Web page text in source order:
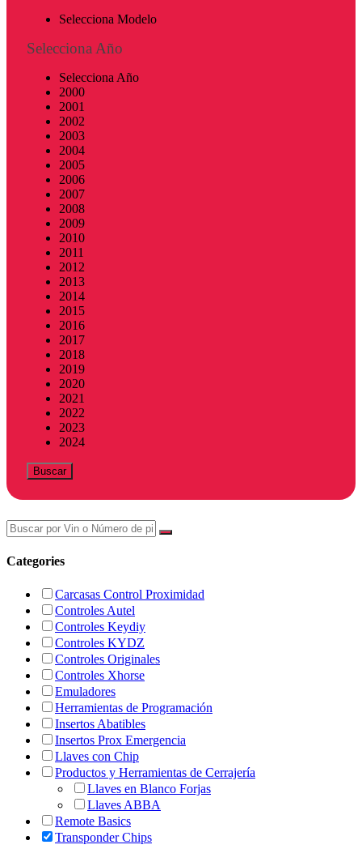
Selecciona Modelo
Selecciona Año
Selecciona Año
2000
2001
2002
2003
2004
2005
2006
2007
2008
2009
2010
2011
2012
2013
2014
2015
2016
2017
2018
2019
2020
2021
2022
2023
2024
Buscar
Categories
Carcasas Control Proximidad
Controles Autel
Controles Keydiy
Controles KYDZ
Controles Originales
Controles Xhorse
Emuladores
Herramientas de Programación
Insertos Abatibles
Insertos Prox Emergencia
Llaves con Chip
Productos y Herramientas de Cerrajería
Llaves en Blanco Forjas
Llaves ABBA
Remote Basics
Transponder Chips